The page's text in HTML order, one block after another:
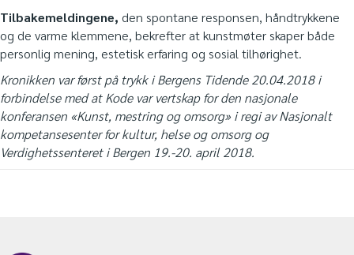
Tilbakemeldingene, den spontane responsen, håndtrykkene
og de varme klemmene, bekrefter at kunstmøter skaper både
personlig mening, estetisk erfaring og sosial tilhørighet.
Kronikken var først på trykk i Bergens Tidende 20.04.2018 i
forbindelse med at Kode var vertskap for den nasjonale
konferansen «Kunst, mestring og omsorg» i regi av Nasjonalt
kompetansesenter for kultur, helse og omsorg og
Verdighetssenteret i Bergen 19.-20. april 2018.